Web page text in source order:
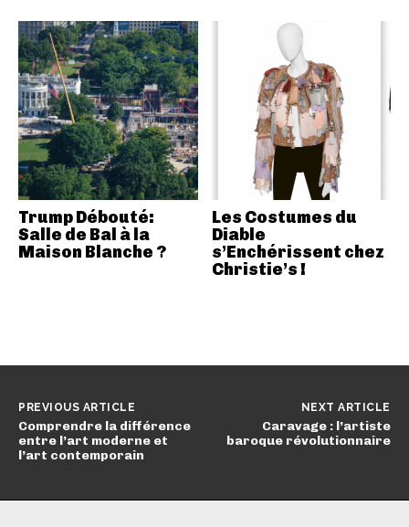
Trump Débouté:
Salle de Bal à la
Maison Blanche ?
Les Costumes du
Diable
s’Enchérissent chez
Christie’s !
PREVIOUS ARTICLE
Comprendre la différence
entre l’art moderne et
l’art contemporain
NEXT ARTICLE
Caravage : l’artiste
baroque révolutionnaire